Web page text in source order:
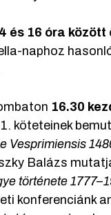
és 16 óra között
naphoz
16.30
köteteinek
Vesprimiensis
Balázs
története
konferenciánk